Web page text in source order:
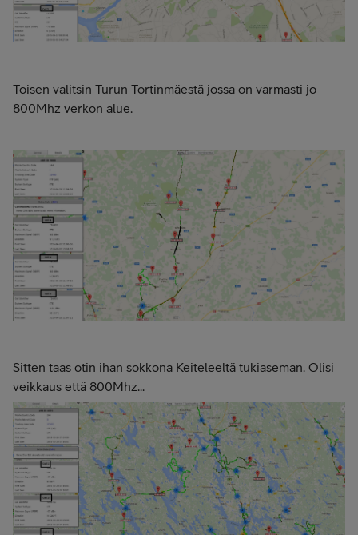
Toisen valitsin Turun Tortinmäestä jossa on varmasti jo
800Mhz verkon alue.
Sitten taas otin ihan sokkona Keiteleeltä tukiaseman. Olisi
veikkaus että 800Mhz...